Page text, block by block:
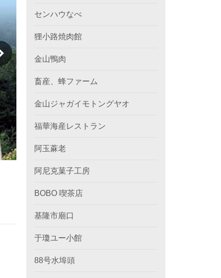
センハウなべ
狸小路焼肉館
金山鴨肉
畜産、蜂ファーム
金山ジャガイモトングヤオ
福華海産レストラン
阿玉蔴老
阿尼克菓子工房
BOBO 喫茶店
基隆市廟口
于瓊ユー小館
88号水埠頭